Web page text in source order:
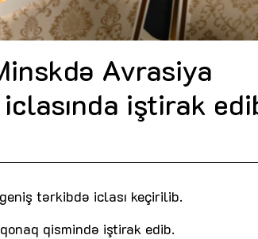
Avrasiya
iclasında iştirak
tərkibdə iclası keçirilib.
qismində iştirak edib.